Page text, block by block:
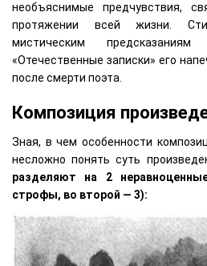
необъяснимые предчувствия,
протяжении всей жизни.
мистическим
«Отечественные записки» его
после смерти поэта.
Композиция
Зная, в чем особенности
несложно понять суть
разделяют на 2
строфы, во второй — 3):